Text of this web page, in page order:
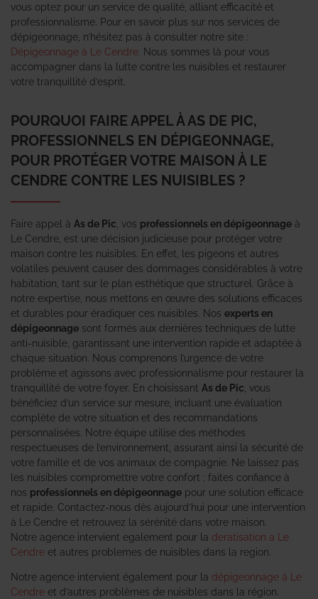
vous optez pour un service de qualité, alliant efficacité et
professionnalisme. Pour en savoir plus sur nos services de
dépigeonnage, n’hésitez pas à consulter notre site :
Dépigeonnage à Le Cendre . Nous sommes là pour vous
accompagner dans la lutte contre les nuisibles et restaurer
votre tranquillité d’esprit.
POURQUOI FAIRE APPEL À AS DE PIC,
PROFESSIONNELS EN DÉPIGEONNAGE,
POUR PROTÉGER VOTRE MAISON À LE
CENDRE CONTRE LES NUISIBLES ?
Faire appel à As de Pic , vos professionnels en dépigeonnage à
Le Cendre, est une décision judicieuse pour protéger votre
maison contre les nuisibles. En effet, les pigeons et autres
volatiles peuvent causer des dommages considérables à votre
habitation, tant sur le plan esthétique que structurel. Grâce à
notre expertise, nous mettons en œuvre des solutions efficaces
et durables pour éradiquer ces nuisibles. Nos experts en
dépigeonnage sont formés aux dernières techniques de lutte
anti-nuisible, garantissant une intervention rapide et adaptée à
chaque situation. Nous comprenons l’urgence de votre
problème et agissons avec professionnalisme pour restaurer la
tranquillité de votre foyer. En choisissant As de Pic , vous
bénéficiez d’un service sur mesure, incluant une évaluation
complète de votre situation et des recommandations
personnalisées. Notre équipe utilise des méthodes
respectueuses de l’environnement, assurant ainsi la sécurité de
votre famille et de vos animaux de compagnie. Ne laissez pas
les nuisibles compromettre votre confort ; faites confiance à
nos professionnels en dépigeonnage pour une solution efficace
et rapide. Contactez-nous dès aujourd’hui pour une intervention
à Le Cendre et retrouvez la sérénité dans votre maison.
Notre agence intervient egalement pour la deratisation a Le
Cendre et autres problemes de nuisibles dans la region.
Notre agence intervient également pour la dépigeonnage à Le
Cendre et d’autres problèmes de nuisibles dans la région.